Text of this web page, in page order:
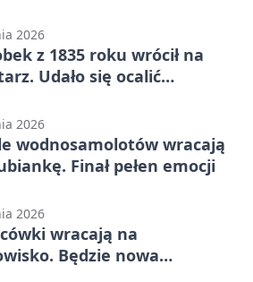
2026
z 1835 roku wrócił na
Udało się ocalić
2026
wodnosamolotów wracają
Finał pełen emocji
2026
wracają na
Będzie nowa